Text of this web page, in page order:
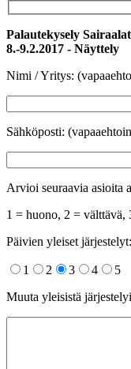
Palautekysely
8.-9.2.2017 - Näyttely
Nimi / Yritys:
Sähköposti:
Arvioi seuraavia asioita
1 = huono, 2 =
Päivien yleiset järjestelyt:
1 2 3 4
5
Muuta yleisistä